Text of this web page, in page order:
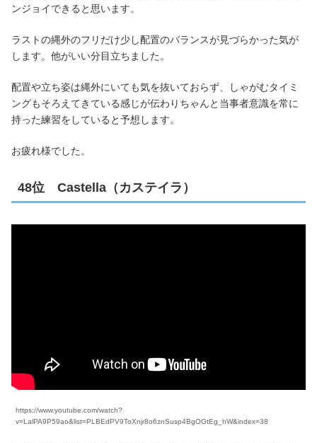
ンジョイできると思います。
ラストの縄外のフリだけ少し配置のバランスが見づらかった気が
します。他がいい分目立ちました。
配置や立ち姿は縄外にいても気を抜いておらず、しゃがむタイミ
ングもそろえてきている感じが伝わりちゃんと当事者意識を常に
持った練習をしていると予想します。
お疲れ様でした。
48位 Castella（カステイラ）
https://www.youtube.com/watch?
v=LalPA9P59ao&list=PLBEdPV9ToXnjr8o6znSusp4BgOGtEg_hW&index=38